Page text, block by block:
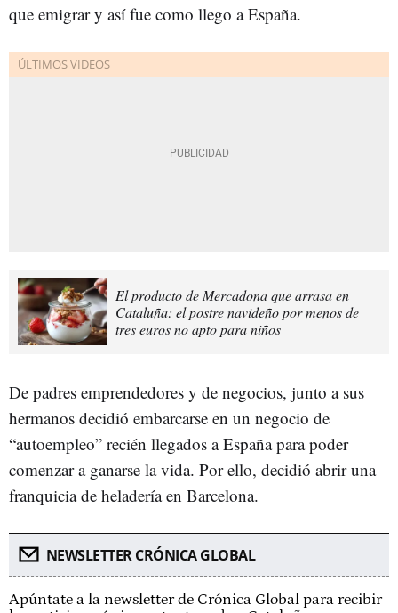
que emigrar y así fue como llego a España.
El producto de Mercadona que arrasa en
Cataluña: el postre navideño por menos de
tres euros no apto para niños
De padres emprendedores y de negocios, junto a sus
hermanos decidió embarcarse en un negocio de
“autoempleo” recién llegados a España para poder
comenzar a ganarse la vida. Por ello, decidió abrir una
franquicia de heladería en Barcelona.
NEWSLETTER CRÓNICA GLOBAL
Apúntate a la newsletter de Crónica Global para recibir